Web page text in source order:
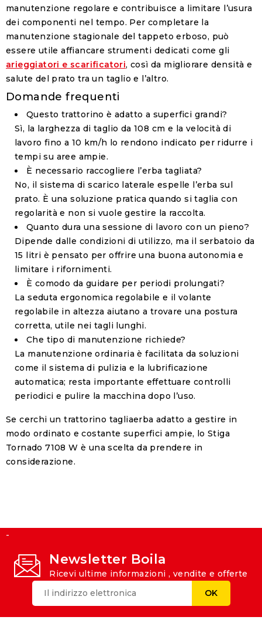
manutenzione regolare e contribuisce a limitare l’usura
dei componenti nel tempo. Per completare la
manutenzione stagionale del tappeto erboso, può
essere utile affiancare strumenti dedicati come gli
arieggiatori e scarificatori, così da migliorare densità e
salute del prato tra un taglio e l’altro.
Domande frequenti
Questo trattorino è adatto a superfici grandi?
Sì, la larghezza di taglio da 108 cm e la velocità di
lavoro fino a 10 km/h lo rendono indicato per ridurre i
tempi su aree ampie.
È necessario raccogliere l’erba tagliata?
No, il sistema di scarico laterale espelle l’erba sul
prato. È una soluzione pratica quando si taglia con
regolarità e non si vuole gestire la raccolta.
Quanto dura una sessione di lavoro con un pieno?
Dipende dalle condizioni di utilizzo, ma il serbatoio da
15 litri è pensato per offrire una buona autonomia e
limitare i rifornimenti.
È comodo da guidare per periodi prolungati?
La seduta ergonomica regolabile e il volante
regolabile in altezza aiutano a trovare una postura
corretta, utile nei tagli lunghi.
Che tipo di manutenzione richiede?
La manutenzione ordinaria è facilitata da soluzioni
come il sistema di pulizia e la lubrificazione
automatica; resta importante effettuare controlli
periodici e pulire la macchina dopo l’uso.
Se cerchi un trattorino tagliaerba adatto a gestire in
modo ordinato e costante superfici ampie, lo Stiga
Tornado 7108 W è una scelta da prendere in
considerazione.
-
Newsletter Boila
Ricevi ultime informazioni , vendite e offerte